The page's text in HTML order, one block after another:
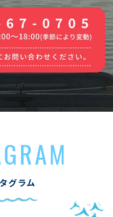
グラム